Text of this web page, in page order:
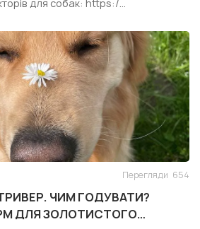
для собак: https:/...
Перегляди 654
ЧИМ ГОДУВАТИ?
ДЛЯ ЗОЛОТИСТОГО